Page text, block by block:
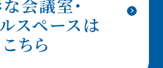
会議室・
スペースは
こちら